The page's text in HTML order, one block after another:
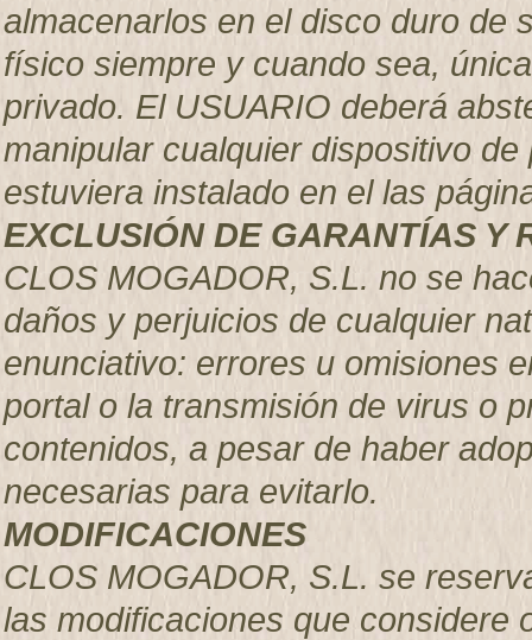
almacenarlos en el disco duro de
físico siempre y cuando sea,
privado. El USUARIO deberá
manipular cualquier dispositivo
estuviera instalado en el las
EXCLUSIÓN DE GARANTÍAS Y
CLOS MOGADOR, S.L. no se
daños y perjuicios de cualquier
enunciativo: errores u omisiones
portal o la transmisión de virus o
contenidos, a pesar de haber
necesarias para evitarlo.
MODIFICACIONES
CLOS MOGADOR, S.L. se
las modificaciones que considere